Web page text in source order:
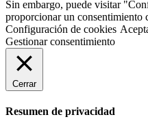
Sin embargo, puede visitar
proporcionar un consentimiento
Configuración de cookies
Gestionar consentimiento
Cerrar
Resumen de privacidad